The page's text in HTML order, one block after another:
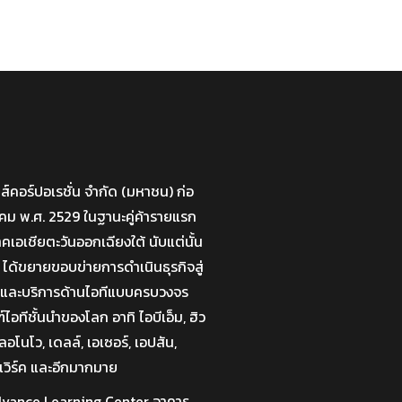
คอร์ปอเรชั่น จำกัด (มหาชน) ก่อ
พ.ศ. 2529 ในฐานะคู่ค้ารายแรก
เอเชียตะวันออกเฉียงใต้ นับแต่นั้น
ด้ขยายขอบข่ายการดำเนินธุรกิจสู่
ละบริการด้านไอทีแบบครบวงจร
ทีชั้นนำของโลก อาทิ ไอบีเอ็ม, ฮิว
นโว, เดลล์, เอเซอร์, เอปสัน,
ร์ค และอีกมากมาย